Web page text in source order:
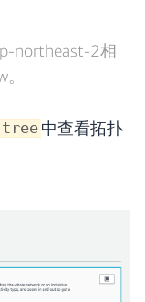
northeast-2相
tree 中查看拓扑